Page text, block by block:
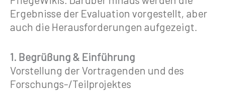
Ergebnisse der Evaluation vorgestellt, aber
auch die Herausforderungen aufgezeigt.
1. Begrüßung & Einführung
Vorstellung der Vortragenden und des
Forschungs-/Teilprojektes